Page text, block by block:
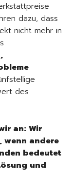
dazu, dass
nicht mehr in
des
an: Wir
wenn andere
bedeutet
und